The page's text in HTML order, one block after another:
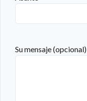
Su mensaje (opcional)